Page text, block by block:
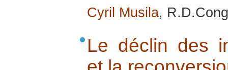
Cyril Musila,
Le déclin des